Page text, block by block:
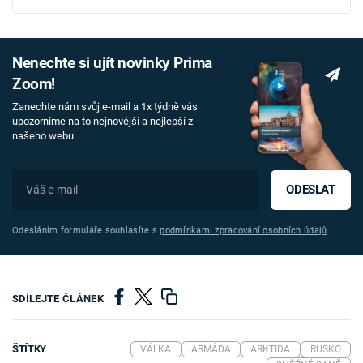
Nenechte si ujít novinky Prima
Zoom!
Zanechte nám svůj e-mail a 1x týdně vás
upozorníme na to nejnovější a nejlepší z
našeho webu.
ODESLAT
Odesláním formuláře souhlasíte spodmínkami zpracování osobních údajů
SDÍLEJTE ČLÁNEK
ŠTÍTKY VÁLKA ARMÁDA ARKTIDA
RUSKO